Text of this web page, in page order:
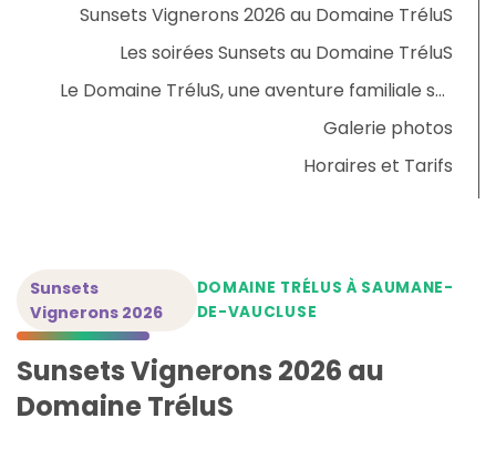
Sunsets Vignerons 2026 au Domaine TréluS
Les soirées Sunsets au Domaine TréluS
Le Domaine TréluS, une aventure familiale sur
Galerie photos
Horaires et Tarifs
Sunsets
Vignerons 2026
DOMAINE TRÉLUS À SAUMANE-
DE-VAUCLUSE
Sunsets Vignerons 2026 au
Domaine TréluS